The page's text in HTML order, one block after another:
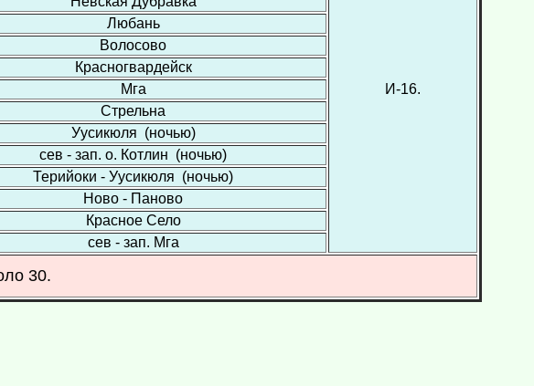
И-16.
Любань
Волосово
Красногвардейск
Мга
Стрельна
Уусикюля (ночью)
сев - зап. о. Котлин (ночью)
Терийоки - Уусикюля (ночью)
Ново - Паново
Красное Село
сев - зап. Мга
30.